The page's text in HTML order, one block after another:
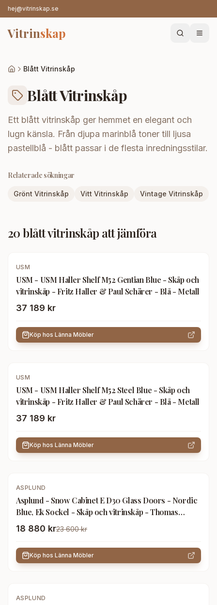
hej@vitrinskap.se
Vitrinskap
Blått Vitrinskåp
Blått Vitrinskåp
Ett blått vitrinskåp ger hemmet en elegant och
lugn känsla. Från djupa marinblå toner till ljusa
pastellblå - blått passar i de flesta inredningsstilar.
Relaterade sökningar
Grönt Vitrinskåp Vitt Vitrinskåp Vintage Vitrinskåp
20blått vitrinskåpatt jämföra
USM
USM - USM Haller Shelf M52 Gentian Blue - Skåp och
vitrinskåp - Fritz Haller & Paul Schärer - Blå - Metall
37 189 kr
Köp hos Länna Möbler
USM
USM - USM Haller Shelf M52 Steel Blue - Skåp och
vitrinskåp - Fritz Haller & Paul Schärer - Blå - Metall
37 189 kr
Köp hos Länna Möbler
-20 %
ASPLUND
Asplund - Snow Cabinet E D30 Glass Doors - Nordic
Blue, Ek Sockel - Skåp och vitrinskåp - Thomas
Sandell & Jonas Bohlin - Blå - Trä
18 880 kr23 600 kr
Köp hos Länna Möbler
ASPLUND